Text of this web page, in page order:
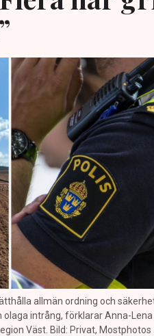
allmän ordning och
intrång, förklarar Anna-Lena
Väst. Bild: Privat, Mostphotos